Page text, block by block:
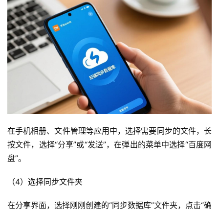
在手机相册、文件管理等应用中，选择需要同步的文件，长
按文件，选择“分享”或“发送”，在弹出的菜单中选择“百度网
盘”。
（4）选择同步文件夹
在分享界面，选择刚刚创建的“同步数据库”文件夹，点击“确